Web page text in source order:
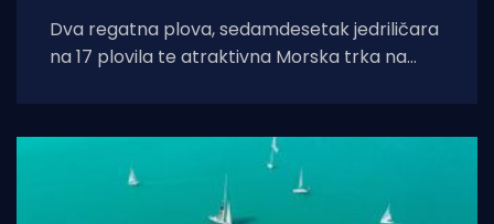
Dva regatna plova, sedamdesetak jedriličara
na 17 plovila te atraktivna Morska trka na